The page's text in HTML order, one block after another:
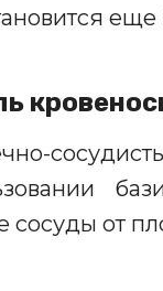
сосуды от